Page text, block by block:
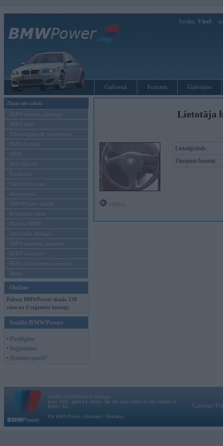
Sveiks, Viesi!
Galvenā Forums Galerijas
Ziņas un raksti
BMW modeļu jaunumi
BMW testi
Tehnoloģijas & sasniegumi
BMW Latvijā
MINI
Rolls-Royce
Pasākumi
Vadāmības tests
Autosports
BMWPower aktuāli
Reklāmas raksti
Mēneša BMW
Sērijveida tūnings
BMW pasaules jaunumi
BMW koncepti
BMW konkurentu jaunumi
Moto
Online
Pašreiz BMWPower skatās 138
viesi un 0 reģistrēti lietotāji.
Ienākt BMWPower
• Pieslēgties
• Reģistrēties
• Aizmirsi paroli?
Lietotāja
Lietotājvārds:
Ziņojumi forumā:
Vortāls BMWPower.lv darbojas
kopš 2002. gada 14. maija. Tas nav auto klubs un nav saistīts ar
BMW AG.
Par BMWPower
Kontakti Reklāma
Galvena